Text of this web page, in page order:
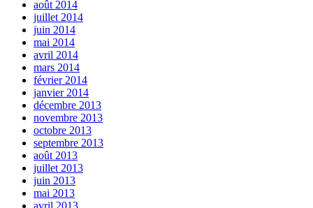
août 2014
juillet 2014
juin 2014
mai 2014
avril 2014
mars 2014
février 2014
janvier 2014
décembre 2013
novembre 2013
octobre 2013
septembre 2013
août 2013
juillet 2013
juin 2013
mai 2013
avril 2013